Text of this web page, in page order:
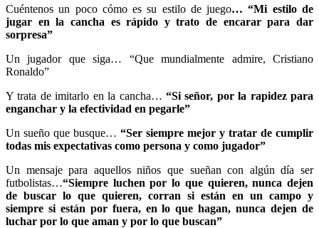
Cuéntenos un poco cómo es su estilo de juego… “Mi estilo de
jugar en la cancha es rápido y trato de encarar para dar
sorpresa”
Un jugador que siga… “Que mundialmente admire, Cristiano
Ronaldo”
Y trata de imitarlo en la cancha… “Si señor, por la rapidez para
enganchar y la efectividad en pegarle”
Un sueño que busque… “Ser siempre mejor y tratar de cumplir
todas mis expectativas como persona y como jugador”
Un mensaje para aquellos niños que sueñan con algún día ser
futbolistas…“Siempre luchen por lo que quieren, nunca dejen
de buscar lo que quieren, corran si están en un campo y
siempre si están por fuera, en lo que hagan, nunca dejen de
luchar por lo que aman y por lo que buscan”